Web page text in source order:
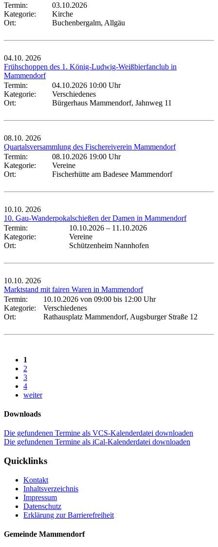
Termin:
03.10.2026
Kategorie:
Kirche
Ort:
Buchenbergalm, Allgäu
04.10. 2026
Frühschoppen des 1. König-Ludwig-Weißbierfanclub in
Mammendorf
Termin:
04.10.2026 10:00 Uhr
Kategorie:
Verschiedenes
Ort:
Bürgerhaus Mammendorf, Jahnweg 11
08.10. 2026
Quartalsversammlung des Fischereiverein Mammendorf
Termin:
08.10.2026 19:00 Uhr
Kategorie:
Vereine
Ort:
Fischerhütte am Badesee Mammendorf
10.10. 2026
10. Gau-Wanderpokalschießen der Damen in Mammendorf
Termin:
10.10.2026 – 11.10.2026
Kategorie:
Vereine
Ort:
Schützenheim Nannhofen
10.10. 2026
Marktstand mit fairen Waren in Mammendorf
Termin:
10.10.2026 von 09:00 bis 12:00 Uhr
Kategorie:
Verschiedenes
Ort:
Rathausplatz Mammendorf, Augsburger Straße 12
1
2
3
4
weiter
Downloads
Die gefundenen Termine als VCS-Kalenderdatei downloaden
Die gefundenen Termine als iCal-Kalenderdatei downloaden
Quicklinks
Kontakt
Inhaltsverzeichnis
Impressum
Datenschutz
Erklärung zur Barrierefreiheit
Gemeinde Mammendorf